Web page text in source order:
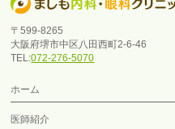
〒599-8265
大阪府堺市中区八田西町2-6-46
TEL:072-276-5070
ホーム
医師紹介